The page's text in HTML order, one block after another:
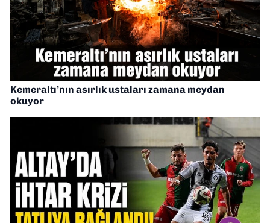
Kemeraltı’nın asırlık ustaları zamana meydan
okuyor